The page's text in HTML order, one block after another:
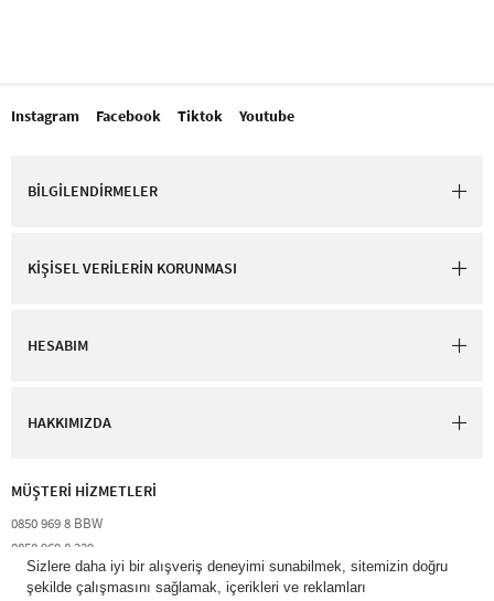
Instagram Facebook Tiktok Youtube
BİLGİLENDİRMELER
KİŞİSEL VERİLERİN KORUNMASI
HESABIM
HAKKIMIZDA
MÜŞTERİ HİZMETLERİ​
0850 969 8 BBW​
0850 969 8 229​​
destek@bathandbodyworks.com.tr
Resmi tatiller hariç hafta içi 09:00 – 18:00 saatleri arası​